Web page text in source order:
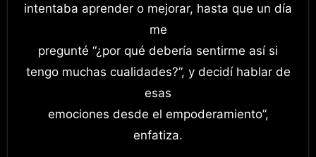
intentaba aprender o mejorar, hasta que un día
me
pregunté “¿por qué debería sentirme así si
tengo muchas cualidades?”, y decidí hablar de
esas
emociones desde el empoderamiento”,
enfatiza.